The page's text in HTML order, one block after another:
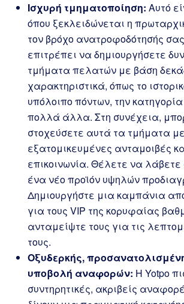
Ισχυρή τμηματοποίηση: Αυτό
όπου ξεκλειδώνεται η
τον βρόχο ανατροφοδότησής
επιτρέπει να δημιουργήσετε
τμήματα πελατών με βάση
χαρακτηριστικά, όπως το
υπόλοιπο πόντων, την κατηγορία
πολλά άλλα. Στη συνέχεια,
στοχεύσετε αυτά τα τμήματα με
εξατομικευμένες ανταμοιβές
επικοινωνία. Θέλετε να λάβετε
ένα νέο προϊόν υψηλών
Δημιουργήστε μια καμπάνια
για τους VIP της κορυφαίας
ανταμείψτε τους για τις
τους.
Οξυδερκής,
υποβολή αναφορών: Η Yotpo
συντηρητικές, ακριβείς